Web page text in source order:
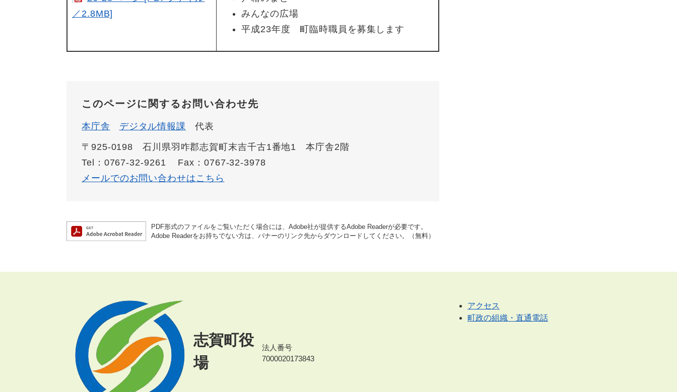
／2.8MB]
みんなの広場
平成23年度 町臨時職員を募集します
このページに関するお問い合わせ先
本庁舎 デジタル情報課 代表
〒925-0198 石川県羽咋郡志賀町末吉千古1番地1 本庁舎2階
Tel：0767-32-9261
Fax：0767-32-3978
メールでのお問い合わせはこちら
PDF形式のファイルをご覧いただく場合には、Adobe社が提供するAdobe Readerが必要です。
Adobe Readerをお持ちでない方は、バナーのリンク先からダウンロードしてください。（無料）
志賀町役
場
法人番号
7000020173843
アクセス
町政の組織・直通電話